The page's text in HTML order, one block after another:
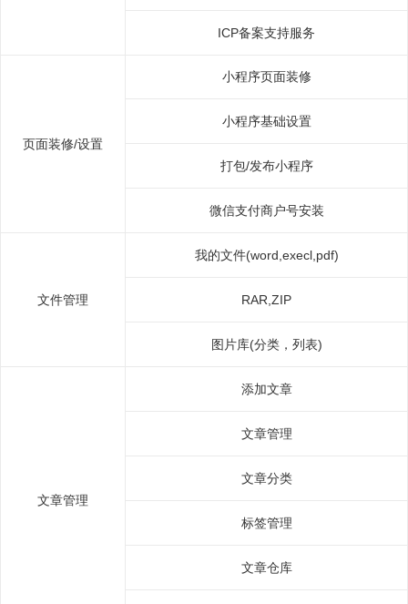
ICP备案支持服务
页面装修/设置
小程序页面装修
小程序基础设置
打包/发布小程序
微信支付商户号安装
文件管理
我的文件(word,execl,pdf)
RAR,ZIP
图片库(分类，列表)
文章管理
添加文章
文章管理
文章分类
标签管理
文章仓库